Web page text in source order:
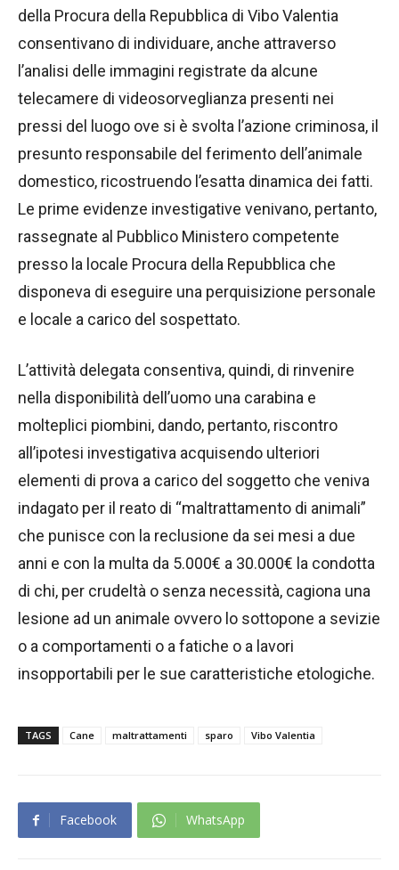
della Procura della Repubblica di Vibo Valentia
consentivano di individuare, anche attraverso
l’analisi delle immagini registrate da alcune
telecamere di videosorveglianza presenti nei
pressi del luogo ove si è svolta l’azione criminosa, il
presunto responsabile del ferimento dell’animale
domestico, ricostruendo l’esatta dinamica dei fatti.
Le prime evidenze investigative venivano, pertanto,
rassegnate al Pubblico Ministero competente
presso la locale Procura della Repubblica che
disponeva di eseguire una perquisizione personale
e locale a carico del sospettato.
L’attività delegata consentiva, quindi, di rinvenire
nella disponibilità dell’uomo una carabina e
molteplici piombini, dando, pertanto, riscontro
all’ipotesi investigativa acquisendo ulteriori
elementi di prova a carico del soggetto che veniva
indagato per il reato di “maltrattamento di animali”
che punisce con la reclusione da sei mesi a due
anni e con la multa da 5.000€ a 30.000€ la condotta
di chi, per crudeltà o senza necessità, cagiona una
lesione ad un animale ovvero lo sottopone a sevizie
o a comportamenti o a fatiche o a lavori
insopportabili per le sue caratteristiche etologiche.
TAGS Cane maltrattamenti sparo Vibo Valentia
Facebook WhatsApp